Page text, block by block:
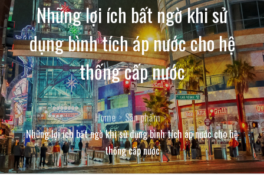
Những lợi ích bất ngờ khi sử
dụng bình tích áp nước cho hệ
thống cấp nước
Home
Sản phẩm
Những lợi ích bất ngờ khi sử dụng bình tích áp nước cho hệ
thống cấp nước